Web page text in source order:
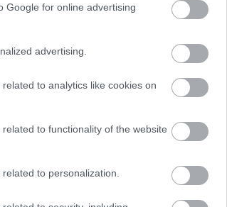
Google for online advertising
advertising.
to analytics like cookies on
to functionality of the website
to personalization.
tilbake. Og da verdenscupen
fått tilbake konkurransegnisten, sier
på sprinten for første gang på
verdenscupen før VM i
Og han går inn i